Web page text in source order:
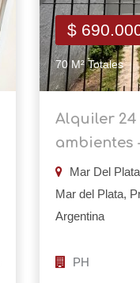
$
70 M² Totales
Alquiler 24
ambientes
Mar Del
Mar del Plata,
Argentina
PH